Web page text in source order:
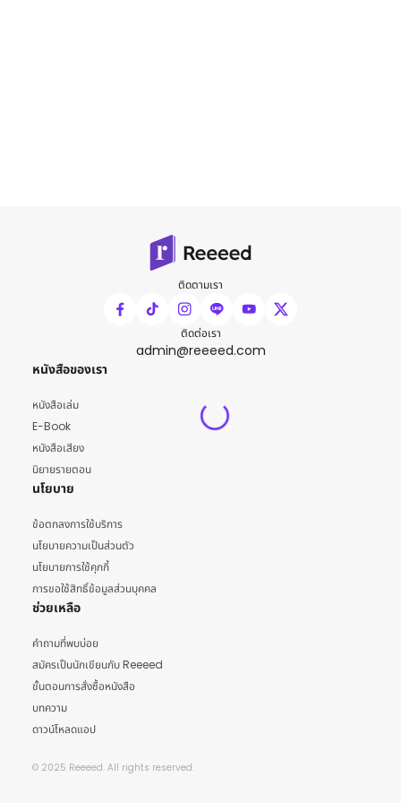
ติดตามเรา
ติดต่อเรา
admin@reeeed.com
หนังสือของเรา
หนังสือเล่ม
E-Book
หนังสือเสียง
นิยายรายตอน
นโยบาย
ข้อตกลงการใช้บริการ
นโยบายความเป็นส่วนตัว
นโยบายการใช้คุกกี้
การขอใช้สิทธิ์ข้อมูลส่วนบุคคล
ช่วยเหลือ
คำถามที่พบบ่อย
สมัครเป็นนักเขียนกับ Reeeed
ขั้นตอนการสั่งซื้อหนังสือ
บทความ
ดาวน์โหลดแอป
© 2025 Reeeed. All rights reserved.